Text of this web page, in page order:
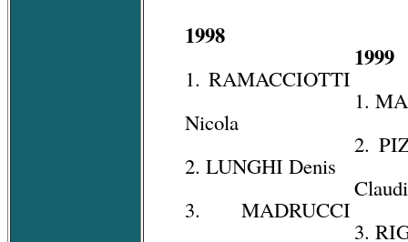
1998
1. RAMACCIOTTI
Nicola
2. LUNGHI Denis
3. MADRUCCI
1999
1.
2.
3.